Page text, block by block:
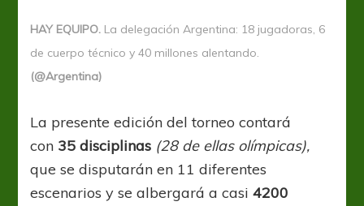
HAY EQUIPO. La delegación Argentina: 18 jugadoras, 6
de cuerpo técnico y 40 millones alentando.
(@Argentina)
La presente edición del torneo contará
con 35 disciplinas (28 de ellas olímpicas),
que se disputarán en 11 diferentes
escenarios y se albergará a casi4200